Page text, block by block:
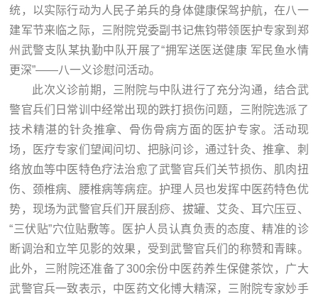
统，以实际行动为人民子弟兵的身体健康保驾护航，在八一
建军节来临之际，三附院党委副书记焦钧带领医护专家到郑
州武警支队某执勤中队开展了“拥军送医送健康 军民鱼水情
更深”——八一义诊慰问活动。
此次义诊前期，三附院与中队进行了充分沟通，结合武
警官兵们日常训中经常出现的跌打损伤问题，三附院选派了
技术精湛的针灸推拿、骨伤骨病方面的医护专家。活动现
场，医疗专家们望闻问切、把脉问诊，通过针灸、推拿、刺
络放血等中医特色疗法治愈了武警官兵们关节损伤、肌肉扭
伤、颈椎病、腰椎病等病症。护理人员也发挥中医药特色优
势，现场为武警官兵们开展刮痧、拔罐、艾灸、耳穴压豆、
“三伏贴”穴位贴敷等。医护人员认真负责的态度、精准的诊
断调治和立竿见影的效果，受到武警官兵们的称赞和青睐。
此外，三附院还准备了300余份中医药养生保健茶饮，广大
武警官兵一致表示，中医药文化博大精深，三附院专家妙手